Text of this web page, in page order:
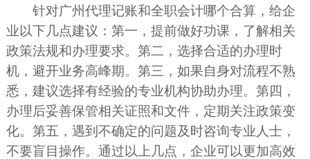
针对广州代理记账和全职会计哪个合算，给企
业以下几点建议：第一，提前做好功课，了解相关
政策法规和办理要求。第二，选择合适的办理时
机，避开业务高峰期。第三，如果自身对流程不熟
悉，建议选择有经验的专业机构协助办理。第四，
办理后妥善保管相关证照和文件，定期关注政策变
化。第五，遇到不确定的问题及时咨询专业人士，
不要盲目操作。通过以上几点，企业可以更加高效